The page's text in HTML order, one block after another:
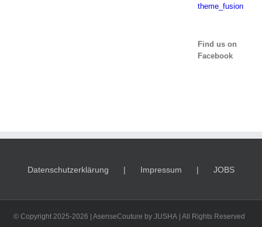
theme_fusion
Find us on
Facebook
Datenschutzerklärung Impressum JOBS
© Copyright 2025-2026 | AsenseCouture by JUSHA | All Rights Reserved